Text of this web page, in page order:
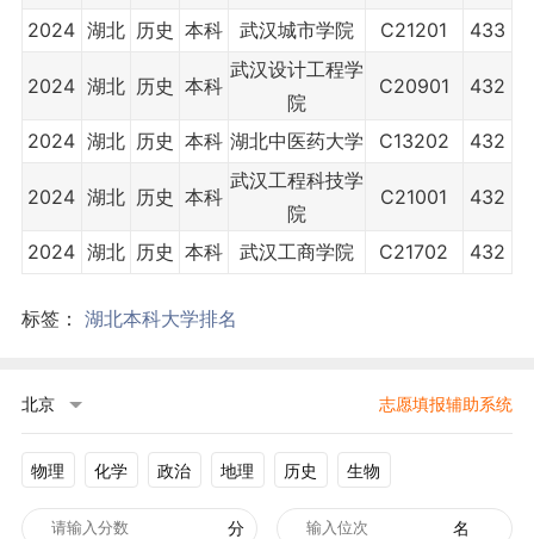
2024 湖北 历史 本科 武汉城市学院 C21201 433
2024 湖北 历史 本科
武汉设计工程学
院
C20901 432
2024 湖北 历史 本科 湖北中医药大学 C13202 432
2024 湖北 历史 本科
武汉工程科技学
院
C21001 432
2024 湖北 历史 本科 武汉工商学院 C21702 432
标签： 湖北本科大学排名
北京 志愿填报辅助系统
物理 化学 政治 地理 历史 生物
分 名